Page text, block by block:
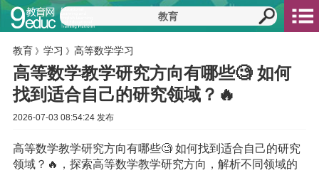
教育 》 学习 》 高等数学学习
高等数学教学研究方向有哪些🧐 如何
找到适合自己的研究领域？🔥
2026-07-03 08:54:24 发布
高等数学教学研究方向有哪些🧐 如何找到适合自己的研究
领域？🔥，探索高等数学教学研究方向，解析不同领域的